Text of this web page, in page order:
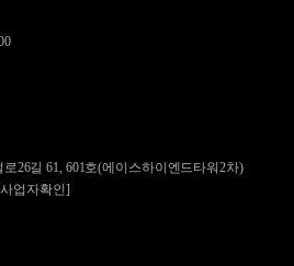
26길 61, 601호(에이스하이엔드타워2차)
업자확인]